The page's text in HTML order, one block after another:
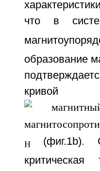
что в
образование
H(фиг.1b). С
критическая